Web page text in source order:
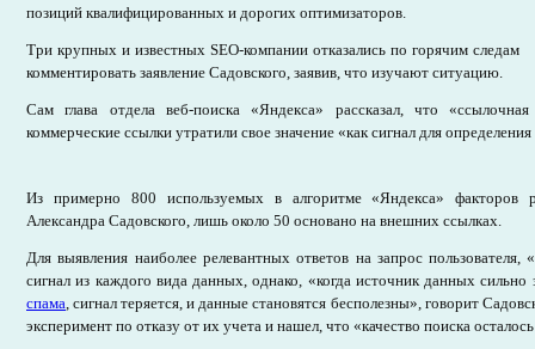
позиций квалифицированных и дорогих оптимизаторов.
Три крупных и известных SEO-компании отказались по горячим следам
комментировать заявление Садовского, заявив, что изучают ситуацию.
Сам глава отдела веб-поиска «Яндекса» рассказал, что
коммерческие ссылки утратили свое значение «как сигнал для
Из примерно 800 используемых в алгоритме «Яндекса» факторов
Александра Садовского, лишь около 50 основано на внешних ссылках.
Для выявления наиболее релевантных ответов на запрос пользователя,
сигнал из каждого вида данных, однако, «когда источник данных сильно
спама, сигнал теряется, и данные становятся бесполезны», говорит
эксперимент по отказу от их учета и нашел, что «качество поиска